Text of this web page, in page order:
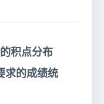
积点分布
求的成绩统